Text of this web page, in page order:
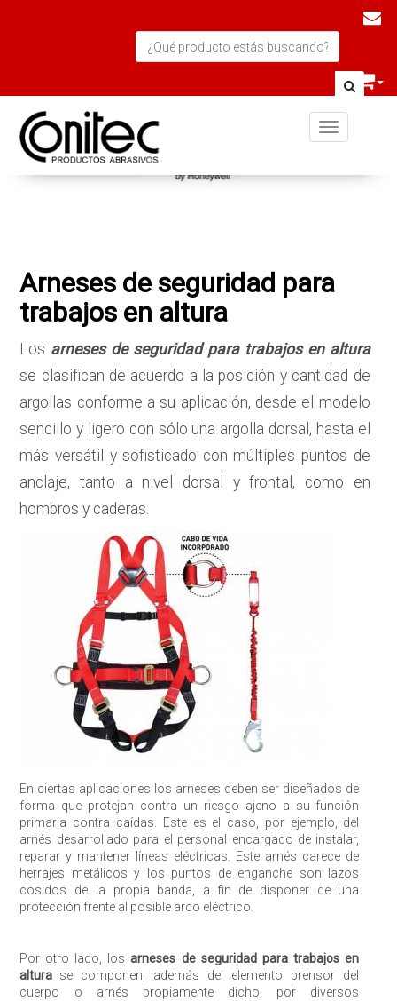
Toggle
Arneses de seguridad para
trabajos en altura
Los arneses de seguridad para trabajos en altura
se clasifican de acuerdo a la posición y cantidad de
argollas conforme a su aplicación, desde el modelo
sencillo y ligero con sólo una argolla dorsal, hasta el
más versátil y sofisticado con múltiples puntos de
anclaje, tanto a nivel dorsal y frontal, como en
hombros y caderas.
En ciertas aplicaciones los arneses deben ser diseñados de
forma que protejan contra un riesgo ajeno a su función
primaria contra caídas. Este es el caso, por ejemplo, del
arnés desarrollado para el personal encargado de instalar,
reparar y mantener líneas eléctricas. Este arnés carece de
herrajes metálicos y los puntos de enganche son lazos
cosidos de la propia banda, a fin de disponer de una
protección frente al posible arco eléctrico.
Por otro lado, losarneses de seguridad para trabajos en
altura se componen, además del elemento prensor del
cuerpo o arnés propiamente dicho, por diversos
Enviar